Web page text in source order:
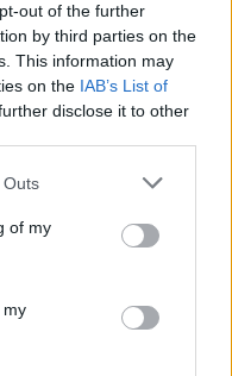
out of the further
by third parties on the
This information may
on the IAB’s List of
disclose it to other
one or more Google
You may click to
its third-party tags to
in below Google
Outs
of my
my